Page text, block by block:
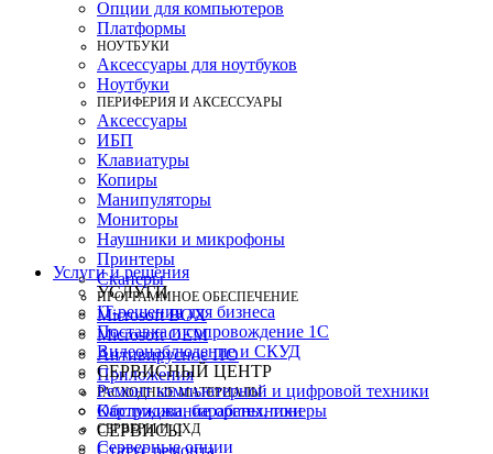
Опции для компьютеров
Платформы
НОУТБУКИ
Аксессуары для ноутбуков
Ноутбуки
ПЕРИФЕРИЯ И АКСЕССУАРЫ
Аксессуары
ИБП
Клавиатуры
Копиры
Манипуляторы
Мониторы
Наушники и микрофоны
Принтеры
Сканеры
ПРОГРАММНОЕ ОБЕСПЕЧЕНИЕ
Microsoft BOX
Microsoft OEM
Антивирусное ПО
Приложения
РАСХОДНЫЕ МАТЕРИАЛЫ
Картриджи, барабаны, тонеры
СЕРВЕРЫ И СХД
Серверные опции
Услуги и решения
УСЛУГИ
IT-решения для бизнеса
Поставка и сопровождение 1C
Видеонаблюдение и СКУД
СЕРВИСНЫЙ ЦЕНТР
Ремонт компьютерной и цифровой техники
Обслуживание оргтехники
СЕРВИСЫ
Статус ремонта